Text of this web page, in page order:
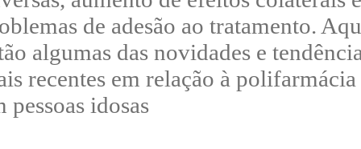
de adesão ao tratamento.
algumas das novidades e
recentes em relação à polifarmácia
pessoas idosas